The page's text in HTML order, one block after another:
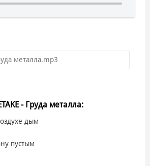
металла.mp3
- Груда металла:
дым
пустым